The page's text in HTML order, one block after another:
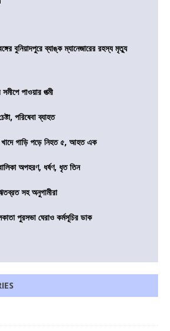
বুনিয়াদপুরে ব্যাঙ্ক ম্যানেজারের রহস্য মৃত্যু
পাওয়ার পত্মী
পরিষেবা ব্যাহত
খাদে গাড়ি পড়ে নিহত ৫, আহত এক
অপহরণ, ধর্ষণ, ধৃত তিন
সহ অনুগামীরা
পুরসভা ঘেরাও কর্মসূচির ডাক